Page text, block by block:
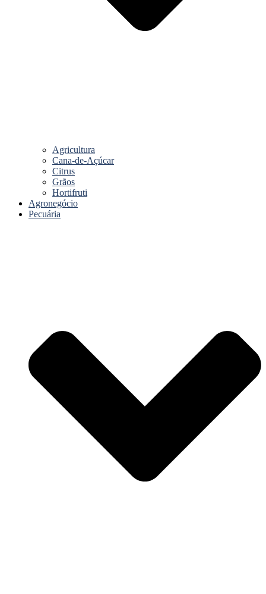
Agricultura
Cana-de-Açúcar
Citrus
Grãos
Hortifruti
Agronegócio
Pecuária